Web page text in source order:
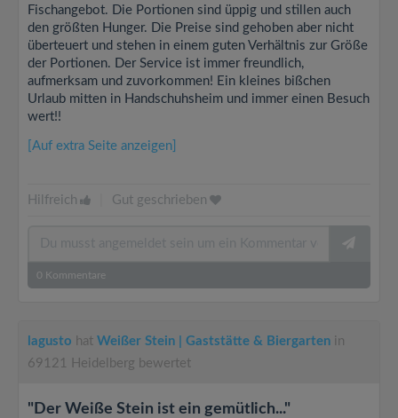
Fischangebot. Die Portionen sind üppig und stillen auch
den größten Hunger. Die Preise sind gehoben aber nicht
überteuert und stehen in einem guten Verhältnis zur Größe
der Portionen. Der Service ist immer freundlich,
aufmerksam und zuvorkommen! Ein kleines bißchen
Urlaub mitten in Handschuhsheim und immer einen Besuch
wert!!
[Auf extra Seite anzeigen]
Hilfreich Gut geschrieben
0 Kommentare
lagusto hat Weißer Stein | Gaststätte & Biergarten in
69121 Heidelberg bewertet
"Der Weiße Stein ist ein gemütlich..."